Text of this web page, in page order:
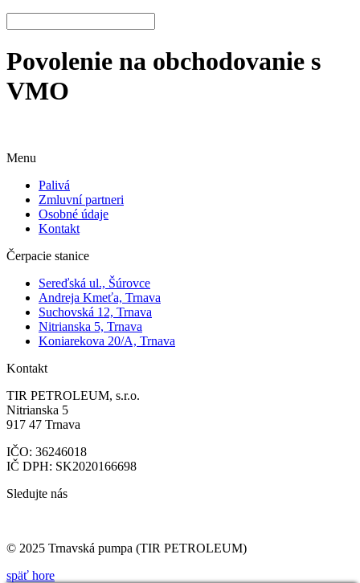
Povolenie na obchodovanie s
VMO
Menu
Palivá
Zmluvní partneri
Osobné údaje
Kontakt
Čerpacie stanice
Sereďská ul., Šúrovce
Andreja Kmeťa, Trnava
Suchovská 12, Trnava
Nitrianska 5, Trnava
Koniarekova 20/A, Trnava
Kontakt
TIR PETROLEUM, s.r.o.
Nitrianska 5
917 47 Trnava
IČO: 36246018
IČ DPH: SK2020166698
Sledujte nás
© 2025 Trnavská pumpa (TIR PETROLEUM)
späť hore